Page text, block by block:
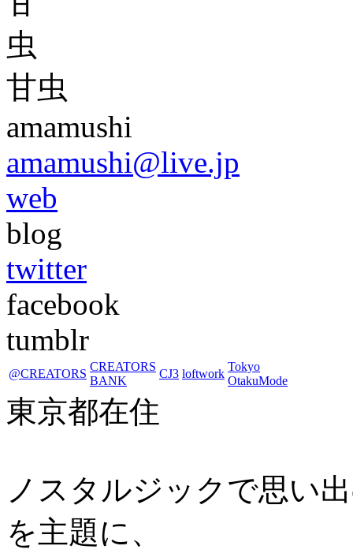
甘虫
amamushi
amamushi@live.jp
web
blog
twitter
facebook
tumblr
@CREATORS
CREATORS
BANK
CJ3 loftwork
Tokyo
OtakuMode
東京都在住
ノスタルジックで思い
を主題に、